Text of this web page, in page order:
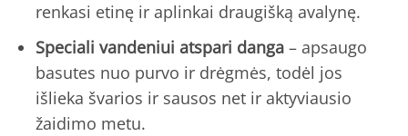
renkasi etinę ir aplinkai draugišką avalynę.
Speciali vandeniui atspari danga– apsaugo
basutes nuo purvo ir drėgmės, todėl jos
išlieka švarios ir sausos net ir aktyviausio
žaidimo metu.